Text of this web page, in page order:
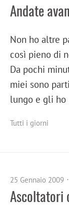
Andate
Non ho altre
così pieno di
Da pochi
miei sono
lungo e gli
Tutti i giorni
25 Gennaio 2009
Ascoltatori